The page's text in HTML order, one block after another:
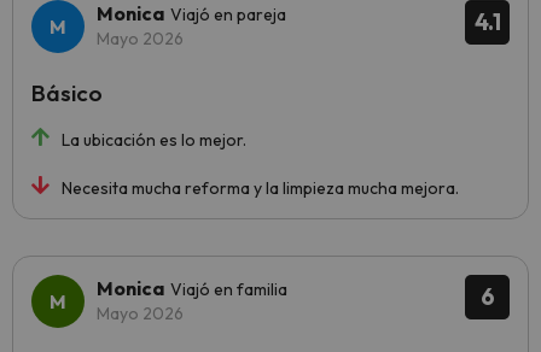
4.1
Monica Viajó en pareja
Mayo 2026
La ubicación es lo mejor.
Necesita mucha reforma y la limpieza mucha mejora.
Básico
6
Monica Viajó en familia
Mayo 2026